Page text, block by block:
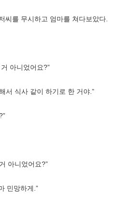
씨를 무시하고 엄마를 쳐다보았다.
아니었어요?”
서 식사 같이 하기로 한 거야.”
아니었어요?”
민망하게.”